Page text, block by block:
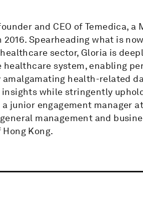
and CEO of Temedica,
Spearheading what is
sector, Gloria is
system, enabling
health-related
while stringently
junior engagement manager
management and
Kong.